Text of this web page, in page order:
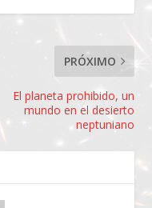
PRÓXIMO
El planeta prohibido, un
mundo en el desierto
neptuniano